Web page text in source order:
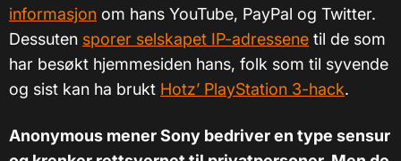
informasjon om hans YouTube, PayPal og Twitter.
Dessuten sporer selskapet IP-adressene til de som
har besøkt hjemmesiden hans, folk som til syvende
og sist kan ha brukt Hotz’ PlayStation 3-hack.
Anonymous mener Sony bedriver en type sensur